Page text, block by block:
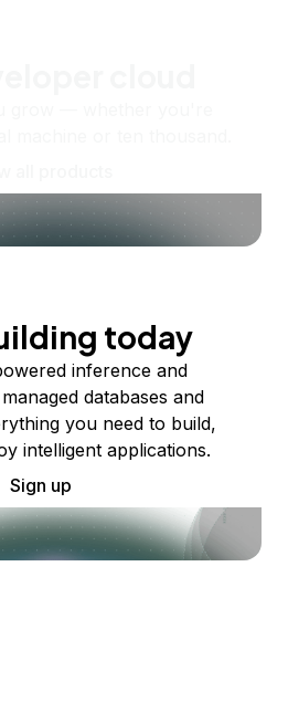
today
inference and
databases and
you need to build,
intelligent applications.
Sign up